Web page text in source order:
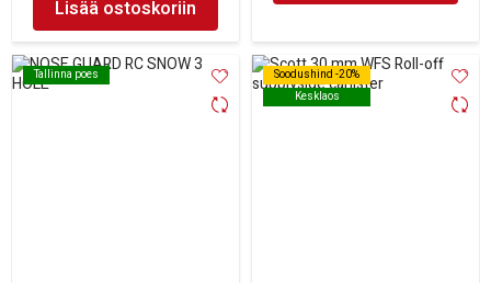
Lisää ostoskoriin
Tallinna poes
Tallinna poes
Soodushind -20%
Kesklaos
Soodushind -20%
Kesklaos